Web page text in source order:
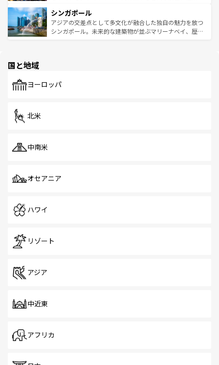
参照してほしい。
激する。気候は一年中温暖で、どの季節にも異なる楽しみ
が待っている。親しみやすいタイの人々、仏教を中心とし
た文化、そして多様な観光資源が、訪れる旅人を魅了し続
み、どこを訪れても感動するはず。観光スポットが密集し
ており、効率よく見どころを回れるのも魅力。息をのむよ
うな絶景から文化的な体験まで、香港を存分に楽しみ尽く
シンガポール
アジアの交差点として多文化が融合した独自の魅力を放つ
シンガポール。未来的な建築物が並ぶマリーナベイ、歴史
で、ホーカーズは地元の風情を楽しめる外せないスポット
国と地域
ヨーロッパ
北米
中南米
オセアニア
ハワイ
リゾート
アジア
中近東
アフリカ